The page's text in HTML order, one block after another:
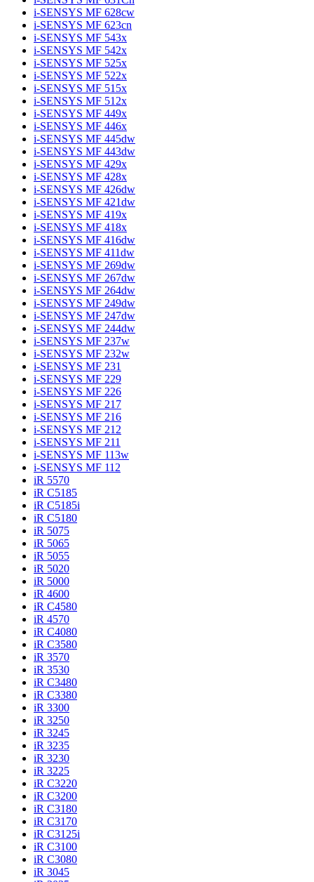
i-SENSYS MF 628cw
i-SENSYS MF 623cn
i-SENSYS MF 543x
i-SENSYS MF 542x
i-SENSYS MF 525x
i-SENSYS MF 522x
i-SENSYS MF 515x
i-SENSYS MF 512x
i-SENSYS MF 449x
i-SENSYS MF 446x
i-SENSYS MF 445dw
i-SENSYS MF 443dw
i-SENSYS MF 429x
i-SENSYS MF 428x
i-SENSYS MF 426dw
i-SENSYS MF 421dw
i-SENSYS MF 419x
i-SENSYS MF 418x
i-SENSYS MF 416dw
i-SENSYS MF 411dw
i-SENSYS MF 269dw
i-SENSYS MF 267dw
i-SENSYS MF 264dw
i-SENSYS MF 249dw
i-SENSYS MF 247dw
i-SENSYS MF 244dw
i-SENSYS MF 237w
i-SENSYS MF 232w
i-SENSYS MF 231
i-SENSYS MF 229
i-SENSYS MF 226
i-SENSYS MF 217
i-SENSYS MF 216
i-SENSYS MF 212
i-SENSYS MF 211
i-SENSYS MF 113w
i-SENSYS MF 112
iR 5570
iR C5185
iR C5185i
iR C5180
iR 5075
iR 5065
iR 5055
iR 5020
iR 5000
iR 4600
iR C4580
iR 4570
iR C4080
iR C3580
iR 3570
iR 3530
iR C3480
iR C3380
iR 3300
iR 3250
iR 3245
iR 3235
iR 3230
iR 3225
iR C3220
iR C3200
iR C3180
iR C3170
iR C3125i
iR C3100
iR C3080
iR 3045